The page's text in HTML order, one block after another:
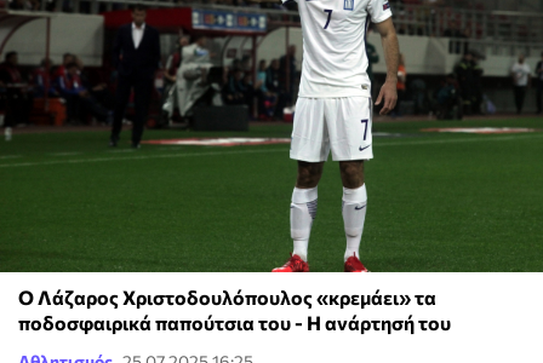
Ο Λάζαρος Χριστοδουλόπουλος «κρεμάει» τα
ποδοσφαιρικά παπούτσια του - Η ανάρτησή του